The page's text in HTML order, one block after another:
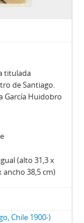
titulada
de Santiago.
García Huidobro
(alto 31,3 x
ancho 38,5 cm)
Chile 1900-)